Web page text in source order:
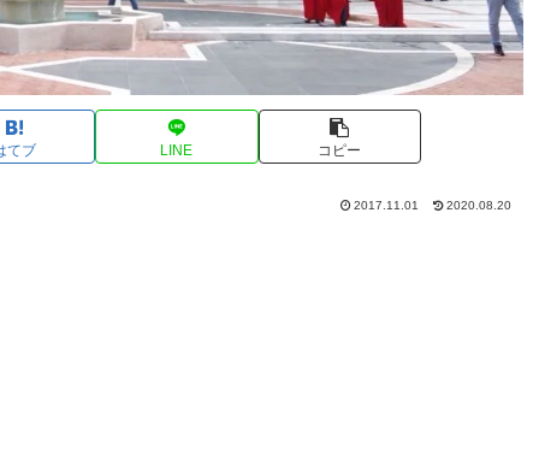
てブ LINE コピー
2017.11.01 2020.08.20